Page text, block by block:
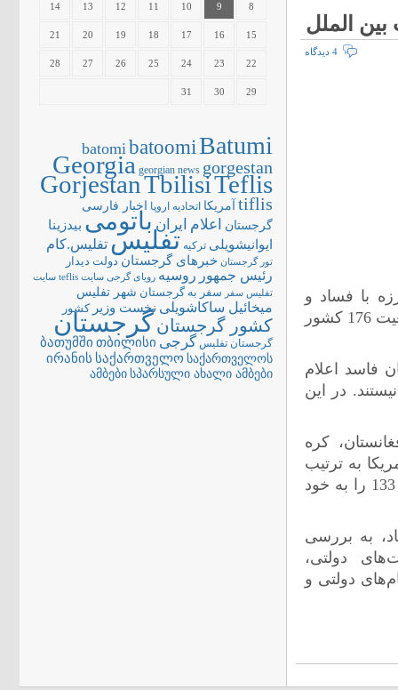
4 دیدگاه
با فساد و
آگاهی بخشی در مورد آن به مردم تلاش می کند، ضمن بررسی وضعیت 176 کشور
فاسد اعلام
در این
کره
به ترتیب
در جایگاه 17 و 19 قرار گرفته اند. چین و روسیه نیز رتبه های 80 و 133 را به خود
به بررسی
دولتی،
دولتی و
8
9
10
11
12
13
14
15
16
17
18
19
20
21
22
23
24
25
26
27
28
29
30
31
batomibatoomiBatumi
Georgia georgian news gorgestan
GorjestanTbilisiTeflis
tiflis آمریکا اتحادیه اروپا
اخبار فارسی
گرجستان
اعلام ایران باتومی بیدزینا
ایوانیشویلی ترکیه تفلیستفلیس.کام
تور گرجستان خبرهای گرجستان دولت دیدار
رئیس جمهور روسیه رویای گرجی سایت teflis
سایت
تفلیس سفر سفر به گرجستان شهر تفلیس
میخائیل ساکاشویلی نخست وزیر کشور
کشور گرجستانگرجستان
گرجستان تفلیس گرجی ბათუმში თბილისი
ირანის საქართველო საქართველოს
ამბები სპარსული ახალი ამბები